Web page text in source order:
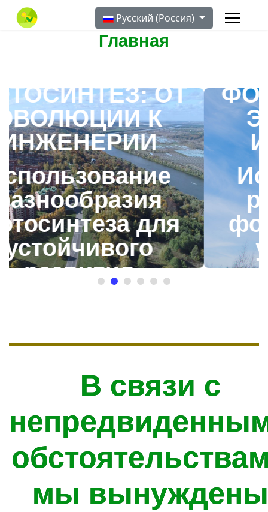
Выберите язык
Русский (Россия)
Главная
ОТ
К
для
В связи с
мы вынуждены